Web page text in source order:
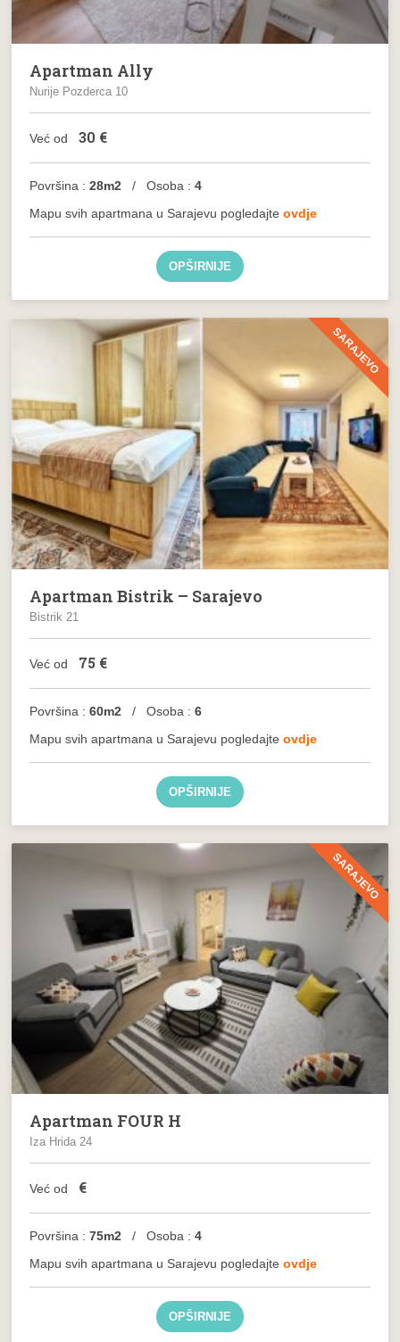
Apartman Ally
Nurije Pozderca 10
Već od 30 €
Površina : 28m2 / Osoba :4
Mapu svih apartmana u Sarajevu pogledajteovdje
OPŠIRNIJE
SARAJEVO
Apartman Bistrik – Sarajevo
Bistrik 21
Već od 75 €
Površina :60m2 / Osoba :6
Mapu svih apartmana u Sarajevu pogledajteovdje
OPŠIRNIJE
SARAJEVO
Apartman FOUR H
Iza Hrida 24
Već od €
Površina :75m2 / Osoba :4
Mapu svih apartmana u Sarajevu pogledajteovdje
OPŠIRNIJE